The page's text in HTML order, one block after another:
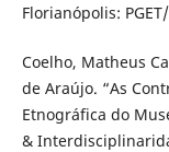
Florianópolis:
Coelho, Matheus
de Araújo. “As
Etnográfica do
&